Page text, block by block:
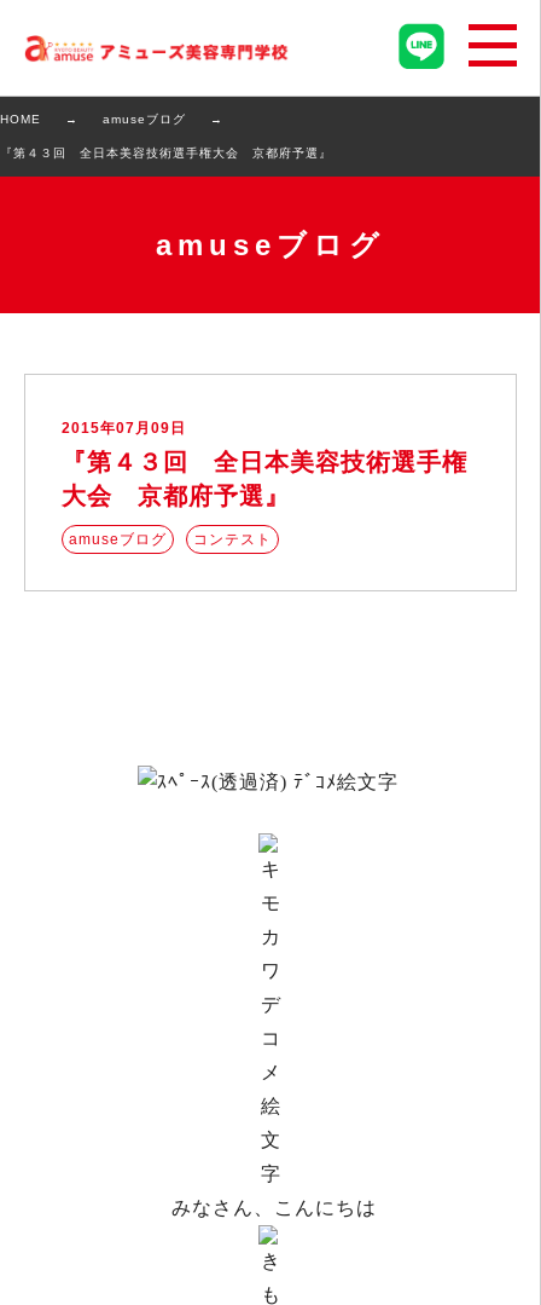
HOME amuseブログ
『第４３回 全日本美容技術選手権大会 京都府予選』
amuseブログ
2015年07月09日
『第４３回 全日本美容技術選手権
大会 京都府予選』
amuseブログ コンテスト
みなさん、こんにちは